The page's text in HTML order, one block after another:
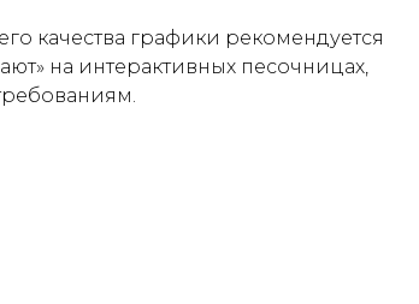
качества графики рекомендуется
на интерактивных песочницах,